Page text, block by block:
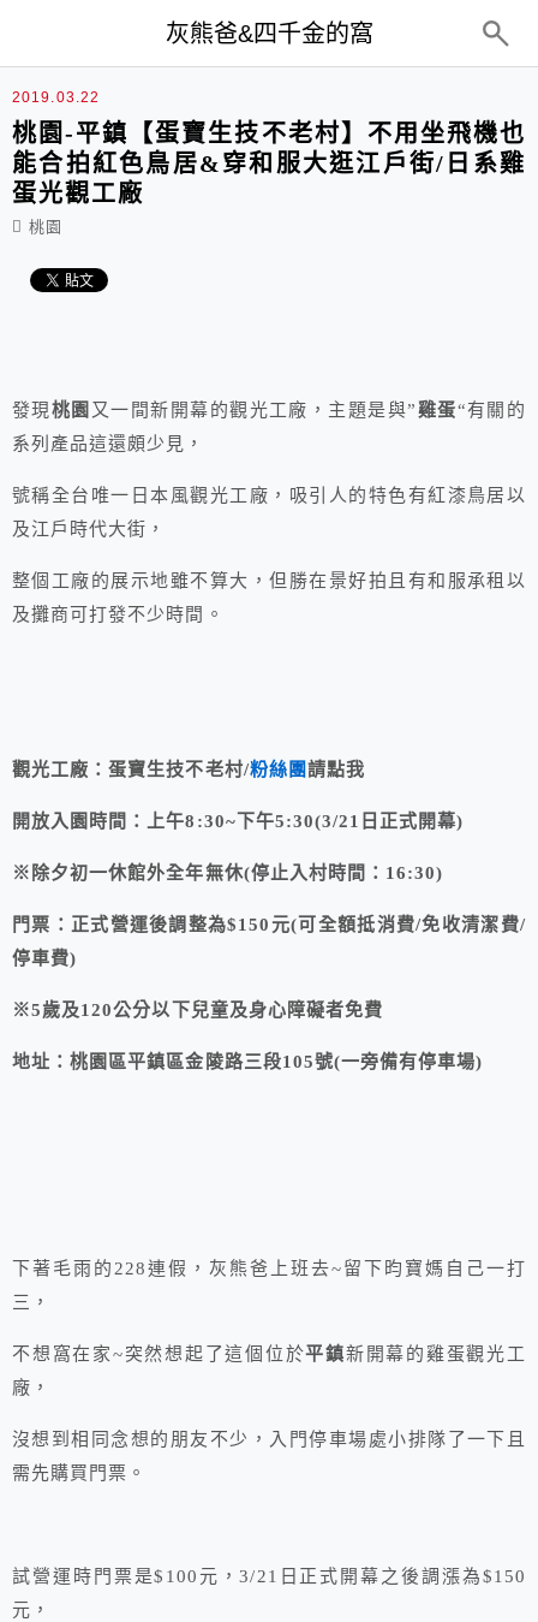
灰熊爸&四千金的窩
2019.03.22
桃園-平鎮【蛋寶生技不老村】不用坐飛機也
能合拍紅色鳥居&穿和服大逛江戶街/日系雞
蛋光觀工廠
桃園
發現桃園 又一間新開幕的觀光工廠，主題是與”雞蛋“有關的
系列產品這還頗少見，
號稱全台唯一日本風觀光工廠，吸引人的特色有紅漆鳥居以
及江戶時代大街，
整個工廠的展示地雖不算大，但勝在景好拍且有和服承租以
及攤商可打發不少時間。
觀光工廠：蛋寶生技不老村/粉絲團請點我
開放入園時間：上午8:30~下午5:30(3/21日正式開幕)
※除夕初一休館外全年無休(停止入村時間：16:30)
門票：正式營運後調整為$150元(可全額抵消費/免收清潔費/
停車費)
※5歲及120公分以下兒童及身心障礙者免費
地址：桃園區平鎮區金陵路三段105號(一旁備有停車場)
下著毛雨的228連假，灰熊爸上班去~留下昀寶媽自己一打
三，
不想窩在家~突然想起了這個位於平鎮新開幕的雞蛋觀光工
廠，
沒想到相同念想的朋友不少，入門停車場處小排隊了一下且
需先購買門票。
試營運時門票是$100元，3/21日正式開幕之後調漲為$150
元，